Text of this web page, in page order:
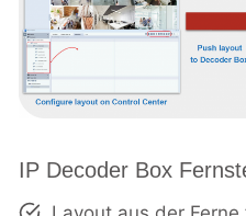
IP Decoder Box